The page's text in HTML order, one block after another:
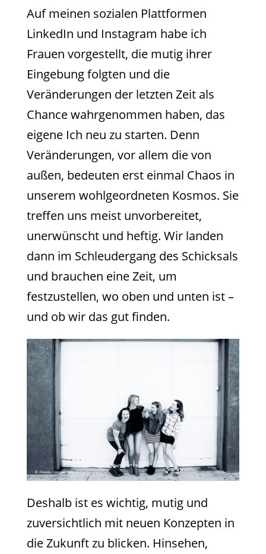
Auf meinen sozialen Plattformen
LinkedIn und Instagram habe ich
Frauen vorgestellt, die mutig ihrer
Eingebung folgten und die
Veränderungen der letzten Zeit als
Chance wahrgenommen haben, das
eigene Ich neu zu starten. Denn
Veränderungen, vor allem die von
außen, bedeuten erst einmal Chaos in
unserem wohlgeordneten Kosmos. Sie
treffen uns meist unvorbereitet,
unerwünscht und heftig. Wir landen
dann im Schleudergang des Schicksals
und brauchen eine Zeit, um
festzustellen, wo oben und unten ist –
und ob wir das gut finden.
Deshalb ist es wichtig, mutig und
zuversichtlich mit neuen Konzepten in
die Zukunft zu blicken. Hinsehen,